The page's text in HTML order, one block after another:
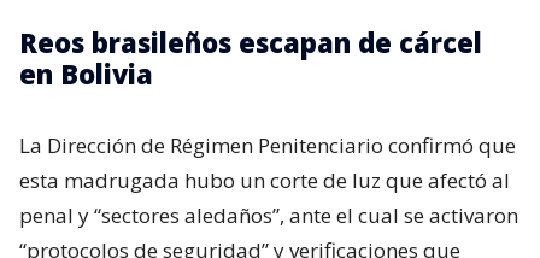
Reos brasileños escapan de cárcel
en Bolivia
La Dirección de Régimen Penitenciario confirmó que
esta madrugada hubo un corte de luz que afectó al
penal y “sectores aledaños”, ante el cual se activaron
“protocolos de seguridad” y verificaciones que